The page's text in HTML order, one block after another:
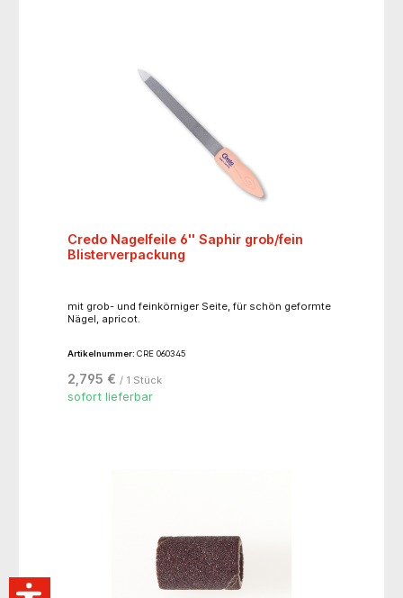
Credo Nagelfeile 6'' Saphir grob/fein
Blisterverpackung
mit grob- und feinkörniger Seite, für schön geformte
Nägel, apricot.
Artikelnummer: CRE 060345
2,795 € / 1 Stück
sofort lieferbar